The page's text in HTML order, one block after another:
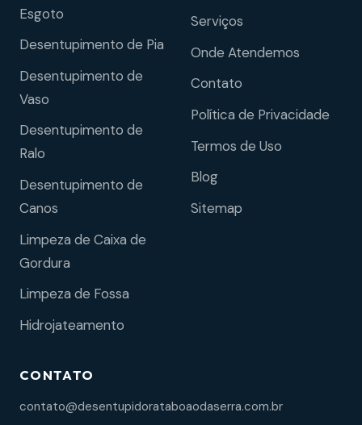
Esgoto
Desentupimento de Pia
Desentupimento de
Vaso
Desentupimento de
Ralo
Desentupimento de
Canos
Limpeza de Caixa de
Gordura
Limpeza de Fossa
Hidrojateamento
Serviços
Onde Atendemos
Contato
Política de Privacidade
Termos de Uso
Blog
Sitemap
CONTATO
contato@desentupidorataboaodaserra.com.br